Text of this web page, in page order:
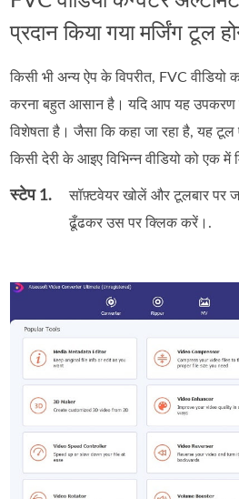
प्रदान किया गया मर्जिंग टूल
किसी भी अन्य ऐप के विपरीत, FVC वीडियो
करना बहुत आसान है। यदि आप यह उपकरण
विशेषता है। जैसा कि कहा जा रहा है, यह टूल
किसी देरी के आइए विभिन्न वीडियो को एक में
स्टेप 1. सॉफ़्टवेयर खोलें और टूलबार पर
ढूँढकर उस पर क्लिक करें।.